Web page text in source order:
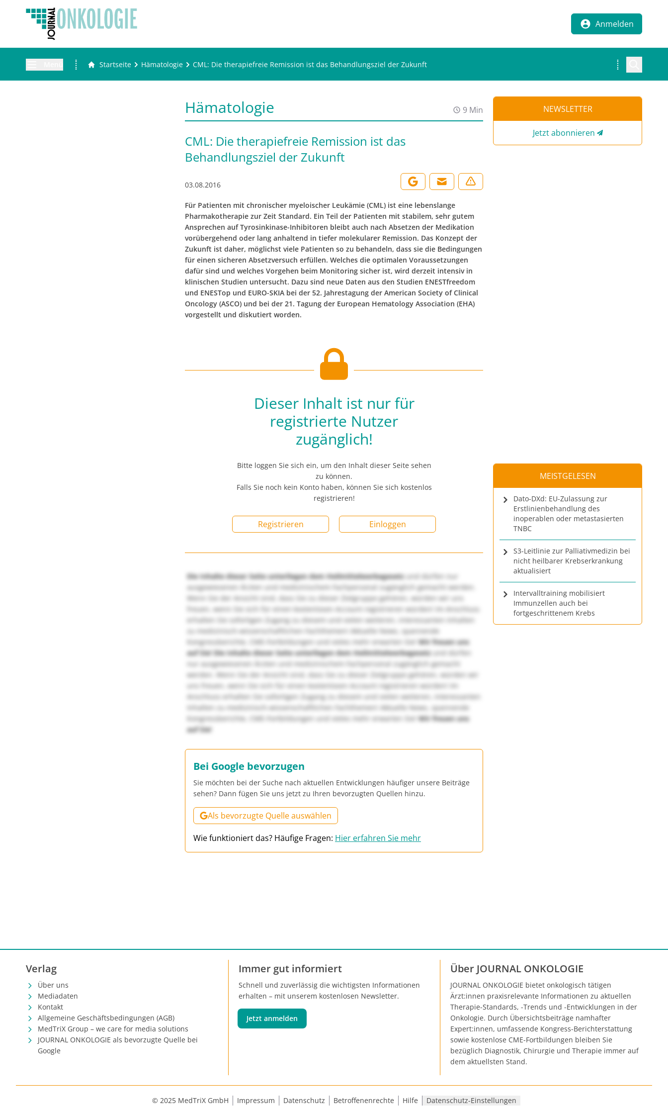
Anmelden
Startseite Hämatologie CML: Die therapiefreie Remission ist das Behandlungsziel der Zukunft
Hämatologie 9 Min
CML: Die therapiefreie Remission ist das
Behandlungsziel der Zukunft
03.08.2016
Für Patienten mit chronischer myeloischer Leukämie (CML) ist eine lebenslange
Pharmakotherapie zur Zeit Standard. Ein Teil der Patienten mit stabilem, sehr gutem
Ansprechen auf Tyrosinkinase-Inhibitoren bleibt auch nach Absetzen der Medikation
vorübergehend oder lang anhaltend in tiefer molekularer Remission. Das Konzept der
Zukunft ist daher, möglichst viele Patienten so zu behandeln, dass sie die Bedingungen
für einen sicheren Absetzversuch erfüllen. Welches die optimalen Voraussetzungen
dafür sind und welches Vorgehen beim Monitoring sicher ist, wird derzeit intensiv in
klinischen Studien untersucht. Dazu sind neue Daten aus den Studien ENESTfreedom
und ENESTop und EURO-SKIA bei der 52. Jahrestagung der American Society of Clinical
Oncology (ASCO) und bei der 21. Tagung der European Hematology Association (EHA)
vorgestellt und diskutiert worden.
Dieser Inhalt ist nur für
registrierte Nutzer
zugänglich!
Bitte loggen Sie sich ein, um den Inhalt dieser Seite sehen
zu können.
Falls Sie noch kein Konto haben, können Sie sich kostenlos
registrieren!
Registrieren Einloggen
Die Inhalte dieser Seite unterliegen dem Heilmittelwerbegesetzund dürfen nur
ausgewiesenen Ärzten und medizinischem Fachpersonal zugänglich gemacht werden.
Wenn Sie der Ansicht sind, dass Sie zu dieser Zielgruppe gehören, würden wir uns
freuen, wenn Sie sich für einen kostenlosen Account registrieren würden! Im Anschluss
erhalten Sie sofortigen Zugang zu diesem und vielen weiteren, interessanten Inhalten
zu medizinisch-wissenschaftlichen Fachthemen! Aktuelle News, spannende
Kongressberichte, CME-Fortbildungen und vieles mehr erwarten Sie!Wir freuen uns
auf Sie! Die Inhalte dieser Seite unterliegen dem Heilmittelwerbegesetzund dürfen
nur ausgewiesenen Ärzten und medizinischem Fachpersonal zugänglich gemacht
werden. Wenn Sie der Ansicht sind, dass Sie zu dieser Zielgruppe gehören, würden wir
uns freuen, wenn Sie sich für einen kostenlosen Account registrieren würden! Im
Anschluss erhalten Sie sofortigen Zugang zu diesem und vielen weiteren, interessanten
Inhalten zu medizinisch-wissenschaftlichen Fachthemen! Aktuelle News, spannende
Kongressberichte, CME-Fortbildungen und vieles mehr erwarten Sie! Wir freuen uns
auf Sie!
Bei Google bevorzugen
Sie möchten bei der Suche nach aktuellen Entwicklungen häufiger unsere Beiträge
sehen? Dann fügen Sie uns jetzt zu Ihren bevorzugten Quellen hinzu.
Als bevorzugte Quelle auswählen
Wie funktioniert das? Häufige Fragen: Hier erfahren Sie mehr
NEWSLETTER
Jetzt abonnieren
MEISTGELESEN
Dato-DXd: EU-Zulassung zur
Erstlinienbehandlung des
inoperablen oder metastasierten
TNBC
S3-Leitlinie zur Palliativmedizin bei
nicht heilbarer Krebserkrankung
aktualisiert
Intervalltraining mobilisiert
Immunzellen auch bei
fortgeschrittenem Krebs
Verlag
Über uns
Mediadaten
Kontakt
Allgemeine Geschäftsbedingungen (AGB)
MedTriX Group – we care for media solutions
JOURNAL ONKOLOGIE als bevorzugte Quelle bei
Google
Immer gut informiert
Schnell und zuverlässig die wichtigsten Informationen
erhalten – mit unserem kostenlosen Newsletter.
Jetzt anmelden
Über JOURNAL ONKOLOGIE
JOURNAL ONKOLOGIE bietet onkologisch tätigen
Ärzt:innen praxisrelevante Informationen zu aktuellen
Therapie-Standards, -Trends und -Entwicklungen in der
Onkologie. Durch Übersichtsbeiträge namhafter
Expert:innen, umfassende Kongress-Berichterstattung
sowie kostenlose CME-Fortbildungen bleiben Sie
bezüglich Diagnostik, Chirurgie und Therapie immer auf
dem aktuellsten Stand.
© 2025 MedTriX GmbH Impressum Datenschutz Betroffenenrechte Hilfe Datenschutz-Einstellungen